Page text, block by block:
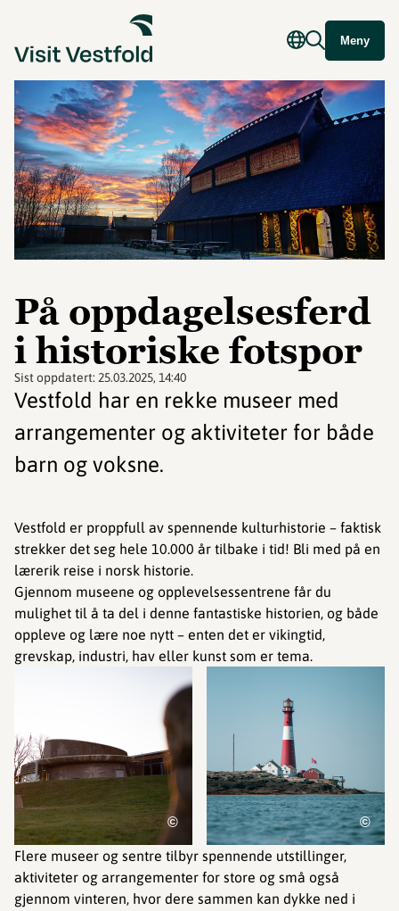
Meny
På oppdagelsesferd
i historiske fotspor
Sist oppdatert: 25.03.2025, 14:40
Vestfold har en rekke museer med
arrangementer og aktiviteter for både
barn og voksne.
Vestfold er proppfull av spennende kulturhistorie – faktisk
strekker det seg hele 10.000 år tilbake i tid! Bli med på en
lærerik reise i norsk historie.
Gjennom museene og opplevelsessentrene får du
mulighet til å ta del i denne fantastiske historien, og både
oppleve og lære noe nytt – enten det er vikingtid,
grevskap, industri, hav eller kunst som er tema.
© ©
Flere museer og sentre tilbyr spennende utstillinger,
aktiviteter og arrangementer for store og små også
gjennom vinteren, hvor dere sammen kan dykke ned i